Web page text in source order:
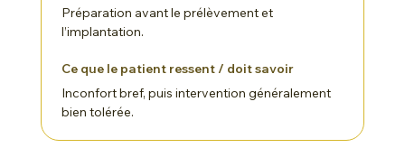
Préparation avant le prélèvement et
l’implantation.
Inconfort bref, puis intervention généralement
bien tolérée.